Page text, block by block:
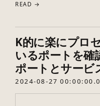
READ →
K的に楽にプロ
いるポートを確
ポートとサービ
2024-08-27